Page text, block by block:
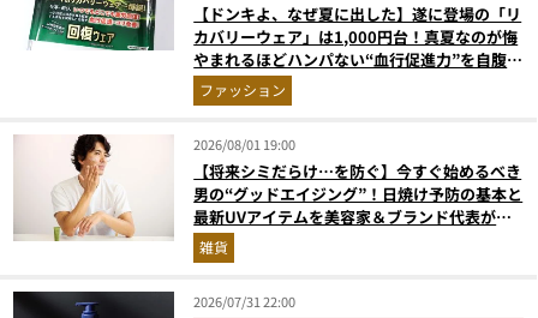
【ドンキよ、なぜ夏に出した】遂に登場の「リ
カバリーウェア」は1,000円台！真夏なのが悔
やまれるほどハンパない“血行促進力”を自腹レ
ビュー
ファッション
2026/08/01 19:00
【将来シミだらけ…を防ぐ】今すぐ始めるべき
男の“グッドエイジング”！日焼け予防の基本と
最新UVアイテムを美容家＆ブランド代表がプ
ロ目線で指南／大人の価値向上研究所
雑貨
2026/07/31 22:00